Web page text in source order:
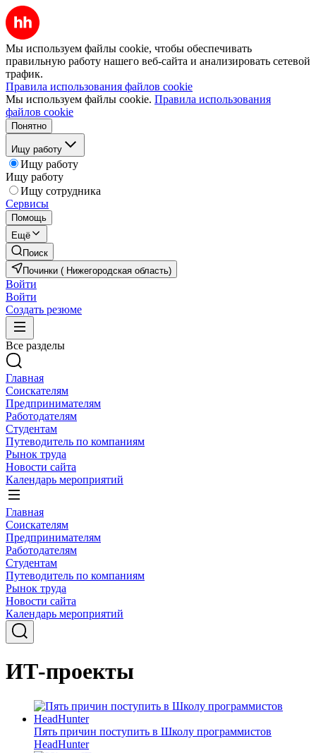
Мы используем файлы cookie, чтобы обеспечивать
правильную работу нашего веб-сайта и анализировать сетевой
трафик.
Правила использования файлов cookie
Мы используем файлы cookie. Правила использования
файлов cookie
Понятно
Ищу работу
Ищу работу
Ищу работу
Ищу сотрудника
Сервисы
Помощь
Ещё
Поиск
Починки ( Нижегородская область)
Войти
Войти
Создать резюме
Все разделы
Главная
Соискателям
Предпринимателям
Работодателям
Студентам
Путеводитель по компаниям
Рынок труда
Новости сайта
Календарь мероприятий
Главная
Соискателям
Предпринимателям
Работодателям
Студентам
Путеводитель по компаниям
Рынок труда
Новости сайта
Календарь мероприятий
ИТ-проекты
Пять причин поступить в Школу программистов
HeadHunter